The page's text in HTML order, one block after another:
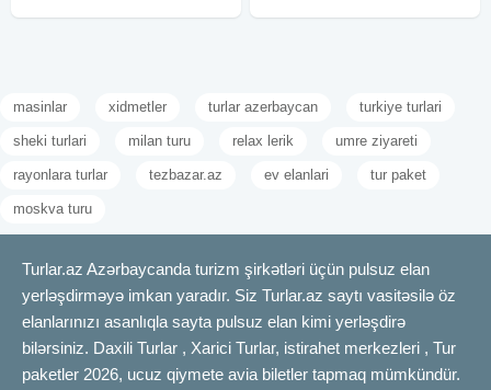
masinlar xidmetler turlar azerbaycan turkiye turlari
sheki turlari milan turu relax lerik umre ziyareti
rayonlara turlar tezbazar.az ev elanlari tur paket
moskva turu
Turlar.az Azərbaycanda turizm şirkətləri üçün pulsuz elan
yerləşdirməyə imkan yaradır. Siz Turlar.az saytı vasitəsilə öz
elanlarınızı asanlıqla sayta pulsuz elan kimi yerləşdirə
bilərsiniz. Daxili Turlar , Xarici Turlar, istirahet merkezleri , Tur
paketler 2026, ucuz qiymete avia biletler tapmaq mümkündür.